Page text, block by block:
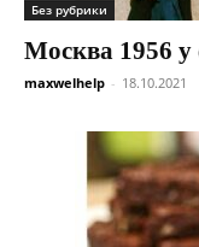
Без рубрики
Москва 1956
maxwelhelp - 18.10.2021